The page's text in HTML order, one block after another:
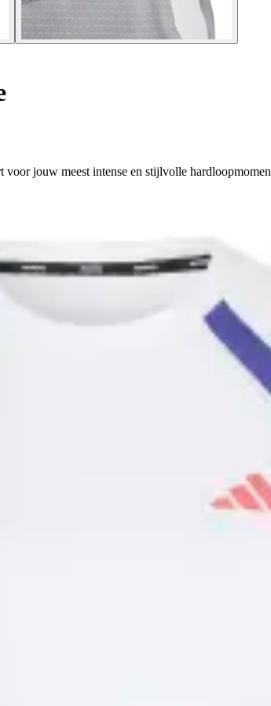
voor jouw meest intense en stijlvolle